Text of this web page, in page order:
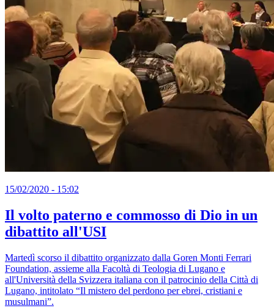
15/02/2020 - 15:02
Il volto paterno e commosso di Dio in un
dibattito all'USI
Martedì scorso il dibattito organizzato dalla Goren Monti Ferrari
Foundation, assieme alla Facoltà di Teologia di Lugano e
all'Università della Svizzera italiana con il patrocinio della Città di
Lugano, intitolato “Il mistero del perdono per ebrei, cristiani e
musulmani”.